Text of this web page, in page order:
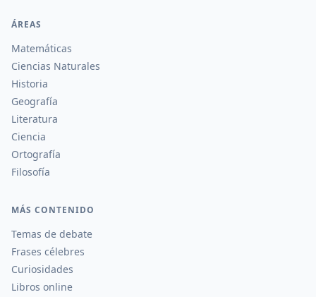
ÁREAS
Matemáticas
Ciencias Naturales
Historia
Geografía
Literatura
Ciencia
Ortografía
Filosofía
MÁS CONTENIDO
Temas de debate
Frases célebres
Curiosidades
Libros online